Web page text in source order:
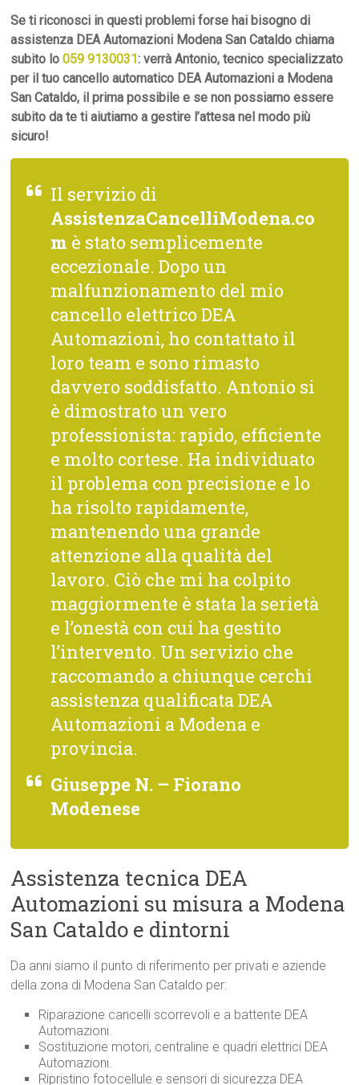
Se ti riconosci in questi problemi forse hai bisogno di
assistenza DEA Automazioni Modena San Cataldo chiama
subito lo059 9130031: verrà Antonio, tecnico specializzato
per il tuo cancello automatico DEA Automazioni a Modena
San Cataldo, il prima possibile e se non possiamo essere
subito da te ti aiutiamo a gestire l’attesa nel modo più
sicuro!
Il servizio di
AssistenzaCancelliModena.co
m è stato semplicemente
eccezionale. Dopo un
malfunzionamento del mio
cancello elettrico DEA
Automazioni, ho contattato il
loro team e sono rimasto
davvero soddisfatto. Antonio si
è dimostrato un vero
professionista: rapido, efficiente
e molto cortese. Ha individuato
il problema con precisione e lo
ha risolto rapidamente,
mantenendo una grande
attenzione alla qualità del
lavoro. Ciò che mi ha colpito
maggiormente è stata la serietà
e l’onestà con cui ha gestito
l’intervento. Un servizio che
raccomando a chiunque cerchi
assistenza qualificata DEA
Automazioni a Modena e
provincia.
Giuseppe N. – Fiorano
Modenese
Assistenza tecnica DEA
Automazioni su misura a Modena
San Cataldo e dintorni
Da anni siamo il punto di riferimento per privati e aziende
della zona di Modena San Cataldo per:
Riparazione cancelli scorrevoli e a battente DEA
Automazioni.
Sostituzione motori, centraline e quadri elettrici DEA
Automazioni.
Ripristino fotocellule e sensori di sicurezza DEA